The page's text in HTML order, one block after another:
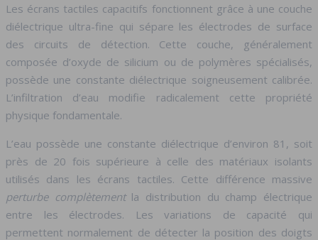
Les écrans tactiles capacitifs fonctionnent grâce à une couche
diélectrique ultra-fine qui sépare les électrodes de surface
des circuits de détection. Cette couche, généralement
composée d’oxyde de silicium ou de polymères spécialisés,
possède une constante diélectrique soigneusement calibrée.
L’infiltration d’eau modifie radicalement cette propriété
physique fondamentale.
L’eau possède une constante diélectrique d’environ 81, soit
près de 20 fois supérieure à celle des matériaux isolants
utilisés dans les écrans tactiles. Cette différence massive
perturbe complètement la distribution du champ électrique
entre les électrodes. Les variations de capacité qui
permettent normalement de détecter la position des doigts